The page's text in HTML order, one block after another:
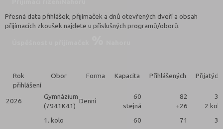
Přesná data přihlášek, přijímaček a dnů otevřených dveří a obsah
přijímacích zkoušek najdete u příslušných programů/oborů.
Rok
přihlášení
Obor Forma Kapacita Přihlášených Přijatých
2026
Gymnázium
(7941K41)
Denní
60
stejná
82
+26
37
2 kola
1. kolo
60 71 32